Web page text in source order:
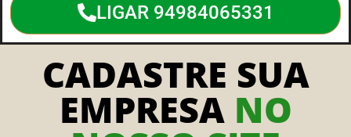
LIGAR 94984065331
CADASTRE SUA
EMPRESA NO